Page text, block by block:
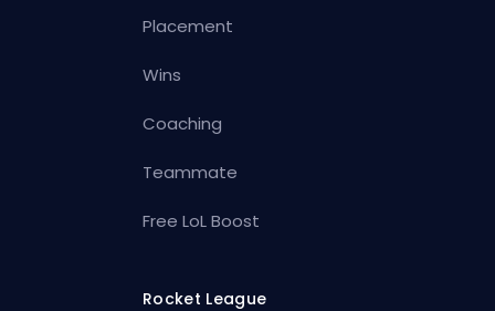
Placement
Wins
Coaching
Teammate
Free LoL Boost
Rocket League